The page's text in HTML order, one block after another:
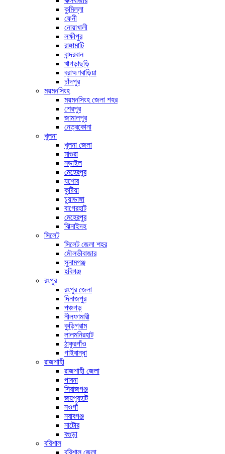
কুমিল্লা
ফেনী
নোয়াখালী
লক্ষীপুর
রাঙ্গামাটি
বান্দরবান
খাগড়াছড়ি
ব্রাহ্মণবাড়িয়া
চাঁদপুর
ময়মনসিংহ
ময়মনসিংহ জেলা শহর
শেরপুর
জামালপুর
নেত্রকোনা
খুলনা
খুলনা জেলা
মাগুরা
নড়াইল
মেহেরপুর
যশোর
কুষ্টিয়া
চুয়াডাঙ্গা
বাগেরহাট
মেহেরপুর
ঝিনাইদহ
সিলেট
সিলেট জেলা শহর
মৌলভীবাজার
সুনামগঞ্জ
হবিগঞ্জ
রংপুর
রংপুর জেলা
দিনাজপুর
পঞ্চগড়
নীলফামারী
কুড়িগ্রাম
লালমনিরহাট
ঠাকুরগাঁও
গাইবান্ধা
রাজশাহী
রাজশাহী জেলা
পাবনা
সিরাজগঞ্জ
জয়পুরহাট
নওগাঁ
নবাবগঞ্জ
নাটোর
বগুড়া
বরিশাল
বরিশাল জেলা